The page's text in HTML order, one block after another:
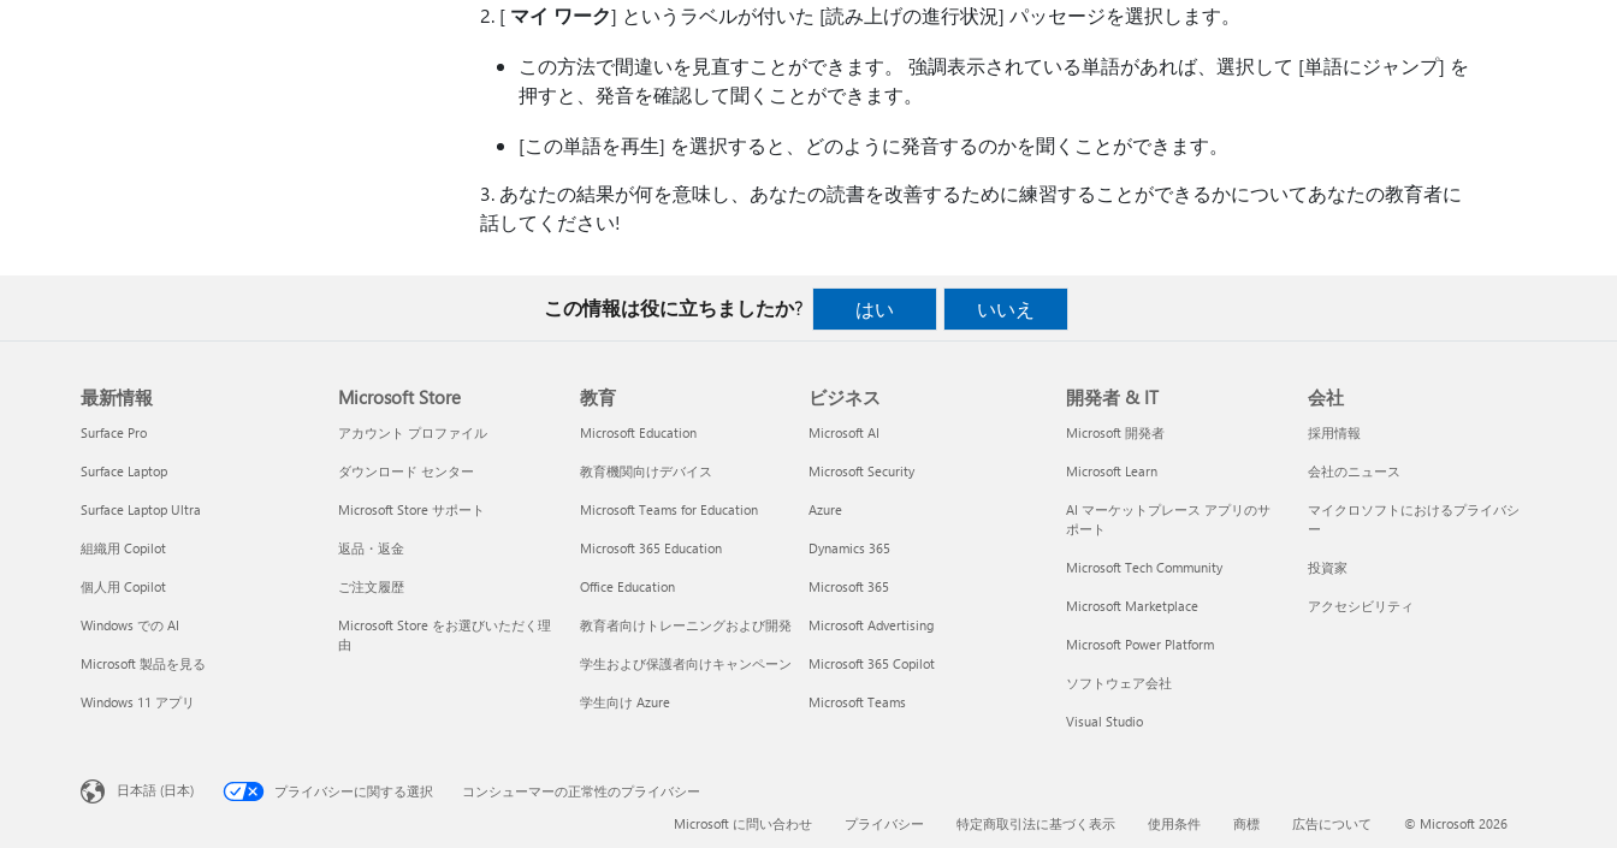
2. [ マイ ワーク] というラベルが付いた [読み上げの進行状況] パッセージを選択します。
この方法で間違いを見直すことができます。 強調表示されている単語があれば、選択して [単語にジャンプ] を
押すと、発音を確認して聞くことができます。
[この単語を再生] を選択すると、どのように発音するのかを聞くことができます。
3. あなたの結果が何を意味し、あなたの読書を改善するために練習することができるかについてあなたの教育者に
話してください!
この情報は役に立ちましたか? はい いいえ
最新情報
Surface Pro
Surface Laptop
Surface Laptop Ultra
組織用 Copilot
個人用 Copilot
Windows での AI
Microsoft 製品を見る
Windows 11 アプリ
Microsoft Store
アカウント プロファイル
ダウンロード センター
Microsoft Store サポート
返品・返金
ご注文履歴
Microsoft Store をお選びいただく理
由
教育
Microsoft Education
教育機関向けデバイス
Microsoft Teams for Education
Microsoft 365 Education
Office Education
教育者向けトレーニングおよび開発
学生および保護者向けキャンペーン
学生向け Azure
ビジネス
Microsoft AI
Microsoft Security
Azure
Dynamics 365
Microsoft 365
Microsoft Advertising
Microsoft 365 Copilot
Microsoft Teams
開発者 & IT
Microsoft 開発者
Microsoft Learn
AI マーケットプレース アプリのサ
ポート
Microsoft Tech Community
Microsoft Marketplace
Microsoft Power Platform
ソフトウェア会社
Visual Studio
会社
採用情報
会社のニュース
マイクロソフトにおけるプライバシ
ー
投資家
アクセシビリティ
日本語 (日本) プライバシーに関する選択
コンシューマーの正常性のプライバシー
Microsoft に問い合わせ
プライバシー 特定商取引法に基づく表示 使用条件 商標 広告について © Microsoft 2026